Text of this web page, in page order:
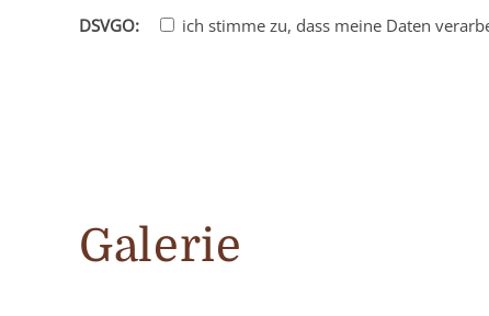
DSVGO:
ich stimme zu, dass meine Daten
Galerie